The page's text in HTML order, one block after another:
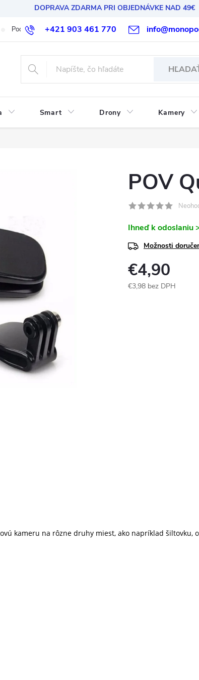
DOPRAVA ZDARMA PRI OBJEDNÁVKE NAD 49€
+421 903 461 770
Podmienky ochrany osobných údajov Reklamácia a
Smart Drony Kamery
POV
Ihneď k odoslaniu
Možnosti
€4,90
€3,98 bez DPH
kameru na rôzne druhy miest, ako napríklad šiltovku,